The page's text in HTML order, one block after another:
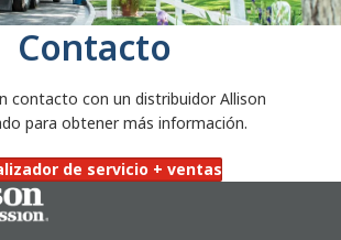
Contacto
contacto con un distribuidor Allison
para obtener más información.
de servicio + ventas